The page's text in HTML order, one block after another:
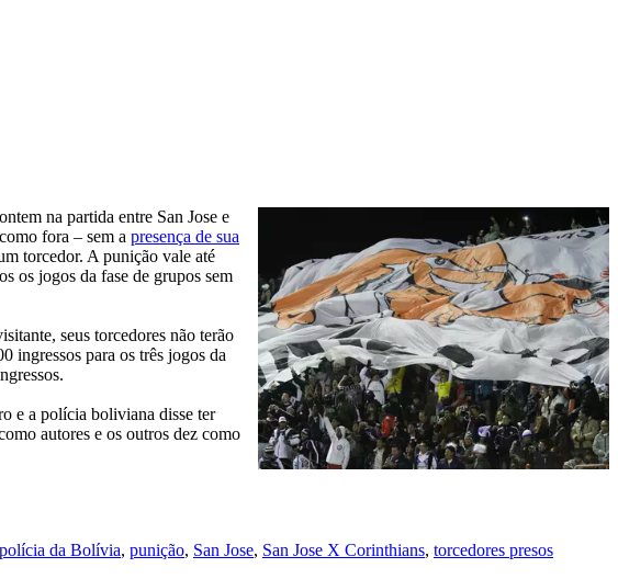
na partida entre San Jose e
fora – sem a presença de sua
torcedor. A punição vale até
os jogos da fase de grupos sem
seus torcedores não terão
ingressos para os três jogos da
e a polícia boliviana disse ter
autores e os outros dez como
polícia da Bolívia, punição, San Jose, San Jose X Corinthians, torcedores presos